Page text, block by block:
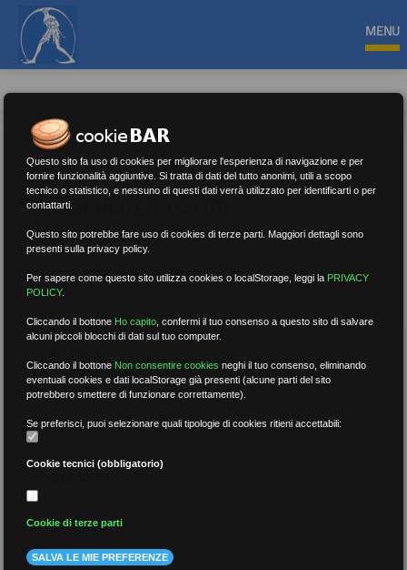
MENU
Servizi per gli iscritti
Nessun risultato.Rimuovi filtri
per data
Questo sito fa uso di cookies per migliorare l'esperienza di navigazione e per
fornire funzionalità aggiuntive. Si tratta di dati del tutto anonimi, utili a scopo
tecnico o statistico, e nessuno di questi dati verrà utilizzato per identificarti o per
contattarti.
Questo sito potrebbe fare uso di cookies di terze parti. Maggiori dettagli sono
presenti sulla privacy policy.
Per sapere come questo sito utilizza cookies o localStorage, leggi la PRIVACY
POLICY.
Cliccando il bottone Ho capito ,confermi il tuo consenso a questo sito di salvare
alcuni piccoli blocchi di dati sul tuo computer.
Cliccando il bottone Non consentire cookies neghi il tuo consenso, eliminando
eventuali cookies e dati localStorage già presenti (alcune parti del sito
potrebbero smettere di funzionare correttamente).
Se preferisci, puoi selezionare quali tipologie di cookies ritieni accettabili:
Cookie tecnici (obbligatorio)
Cookie di terze parti
SALVA LE MIE PREFERENZE